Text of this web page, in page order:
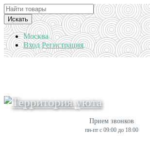
Искать
Москва
Вход Регистрация
Прием звонков
пн-пт с 09:00 до 18:00